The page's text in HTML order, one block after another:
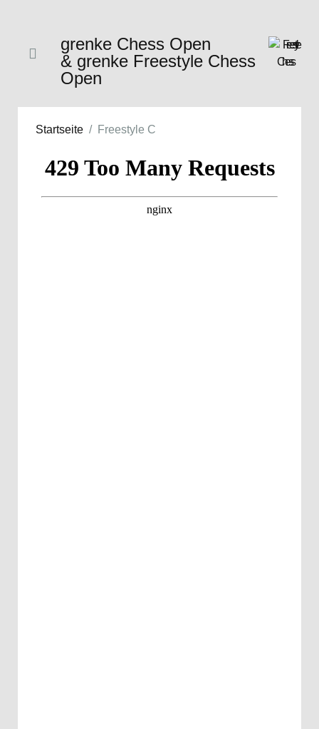
grenke Chess Open
& grenke Freestyle Chess
Open
Startseite Freestyle C